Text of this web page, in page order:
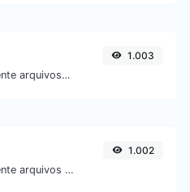
Converta facilmente arquivos de imagem ICO para JPG.
1.003
Converta facilmente arquivos de imagem ICO para GIF.
1.002